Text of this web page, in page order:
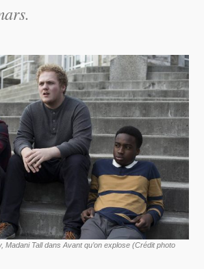
Madani Tall dans Avant qu’on explose (Crédit photo